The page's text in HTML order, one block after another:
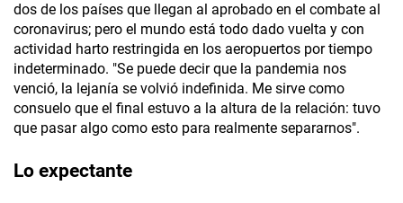
dos de los países que llegan al aprobado en el combate al
coronavirus; pero el mundo está todo dado vuelta y con
actividad harto restringida en los aeropuertos por tiempo
indeterminado. "Se puede decir que la pandemia nos
venció, la lejanía se volvió indefinida. Me sirve como
consuelo que el final estuvo a la altura de la relación: tuvo
que pasar algo como esto para realmente separarnos".
Lo expectante